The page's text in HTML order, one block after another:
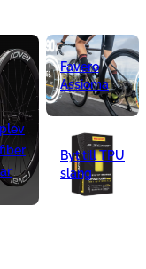
Favero
Assioma
Byt till TPU
slang